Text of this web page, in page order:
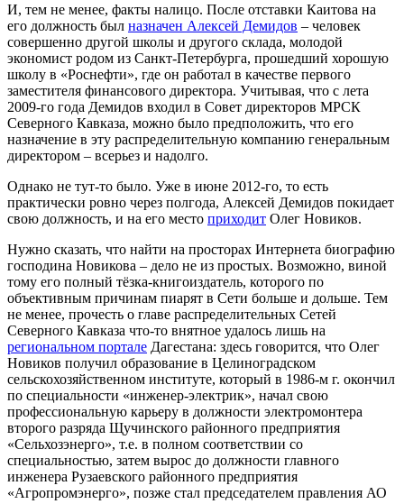
И, тем не менее, факты налицо. После отставки Каитова на
его должность был назначен Алексей Демидов – человек
совершенно другой школы и другого склада, молодой
экономист родом из Санкт-Петербурга, прошедший хорошую
школу в «Роснефти», где он работал в качестве первого
заместителя финансового директора. Учитывая, что с лета
2009-го года Демидов входил в Совет директоров МРСК
Северного Кавказа, можно было предположить, что его
назначение в эту распределительную компанию генеральным
директором – всерьез и надолго.
Однако не тут-то было. Уже в июне 2012-го, то есть
практически ровно через полгода, Алексей Демидов покидает
свою должность, и на его место приходит Олег Новиков.
Нужно сказать, что найти на просторах Интернета биографию
господина Новикова – дело не из простых. Возможно, виной
тому его полный тёзка-книгоиздатель, которого по
объективным причинам пиарят в Сети больше и дольше. Тем
не менее, прочесть о главе распределительных Сетей
Северного Кавказа что-то внятное удалось лишь на
региональном портале Дагестана: здесь говорится, что Олег
Новиков получил образование в Целиноградском
сельскохозяйственном институте, который в 1986-м г. окончил
по специальности «инженер-электрик», начал свою
профессиональную карьеру в должности электромонтера
второго разряда Щучинского районного предприятия
«Сельхозэнерго», т.е. в полном соответствии со
специальностью, затем вырос до должности главного
инженера Рузаевского районного предприятия
«Агропромэнерго», позже стал председателем правления АО